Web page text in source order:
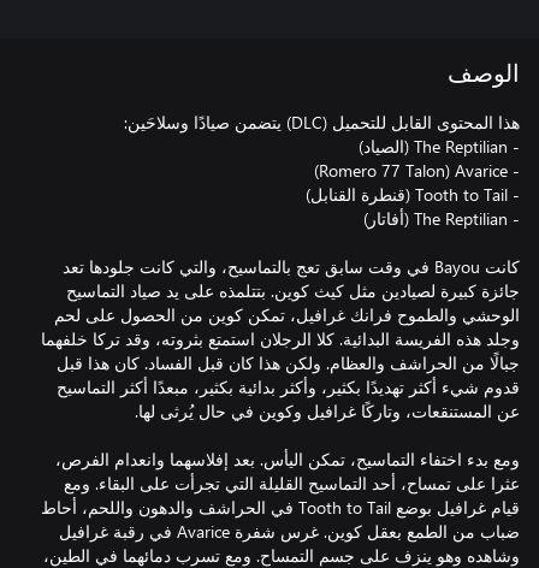
الوصف
كانت Bayou في وقت سابق تعج بالتماسيح، والتي كانت جلودها تعد
جائزة كبيرة لصيادين مثل كيث كوين. بتتلمذه على يد صياد التماسيح
الوحشي والطموح فرانك غرافيل، تمكن كوين من الحصول على لحم
وجلد هذه الفريسة البدائية. كلا الرجلان استمتع بثروته، وقد تركا خلفهما
جبالًا من الحراشف والعظام. ولكن هذا كان قبل الفساد. كان هذا قبل
قدوم شيء أكثر تهديدًا بكثير، وأكثر بدائية بكثير، مبعدًا أكثر التماسيح
ومع بدء اختفاء التماسيح، تمكن اليأس. بعد إفلاسهما وانعدام الفرص،
عثرا على تمساح، أحد التماسيح القليلة التي تجرأت على البقاء. ومع
قيام غرافيل بوضع Tooth to Tail في الحراشف والدهون واللحم، أحاط
ضباب من الطمع بعقل كوين. غرس شفرة Avarice في رقبة غرافيل
وشاهده وهو ينزف على جسم التمساح. ومع تسرب دمائهما في الطين،